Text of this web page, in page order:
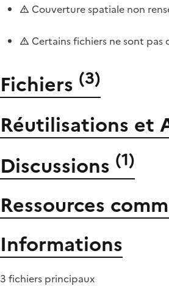
Couverture spatiale non
Certains fichiers ne sont pas
Fichiers (3)
Réutilisations et
Discussions (1)
Ressources
Informations
3 fichiers principaux